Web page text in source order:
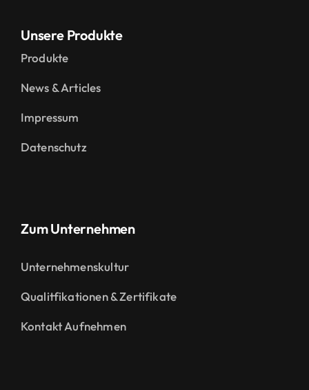
Unsere Produkte
Produkte
News & Articles
Impressum
Datenschutz
Zum Unternehmen
Unternehmenskultur
Qualitfikationen & Zertifikate
Kontakt Aufnehmen